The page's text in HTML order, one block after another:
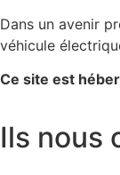
Dans un avenir
véhicule
Ce site est
Ils nous